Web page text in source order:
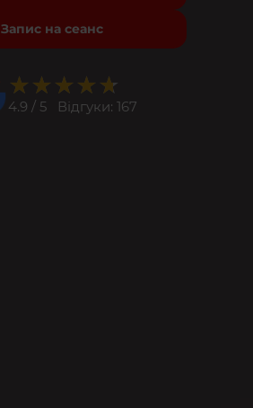
Запис на сеанс
★★★★★
★★★★★
4.9 / 5 Відгуки: 167